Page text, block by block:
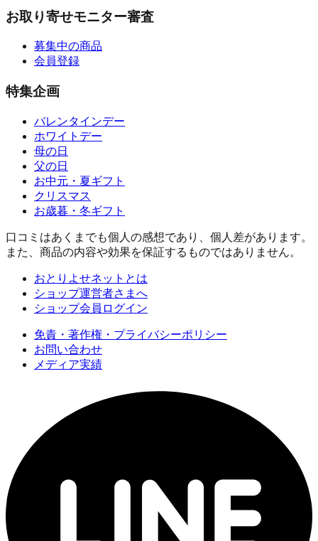
お取り寄せモニター審査
募集中の商品
会員登録
特集企画
バレンタインデー
ホワイトデー
母の日
父の日
お中元・夏ギフト
クリスマス
お歳暮・冬ギフト
口コミはあくまでも個人の感想であり、個人差があります。
また、商品の内容や効果を保証するものではありません。
おとりよせネットとは
ショップ運営者さまへ
ショップ会員ログイン
免責・著作権・プライバシーポリシー
お問い合わせ
メディア実績